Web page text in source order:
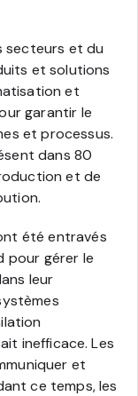
secteurs et du
et solutions
et
garantir le
et processus.
dans 80
et de
été entravés
pour gérer le
leur
inefficace. Les
et
ce temps, les